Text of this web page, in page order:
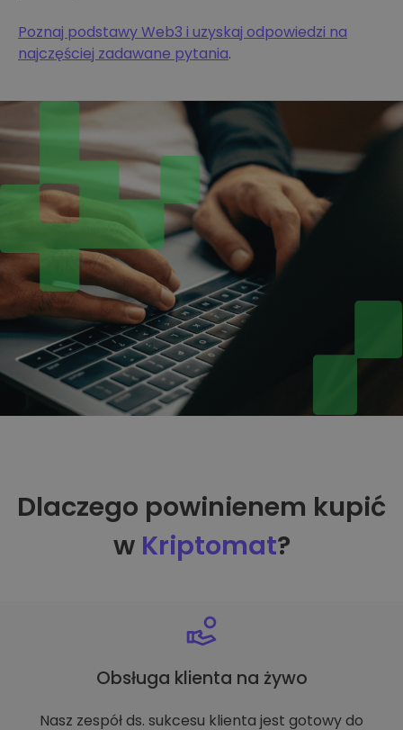
Poznaj podstawy Web3 i uzyskaj odpowiedzi na
najczęściej zadawane pytania.
Dlaczego powinienem kupić
w Kriptomat?
Obsługa klienta na żywo
Nasz zespół ds. sukcesu klienta jest gotowy do